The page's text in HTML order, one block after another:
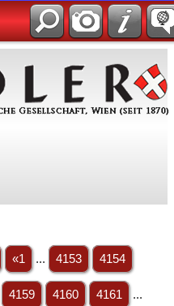
«1 ... 4153 4154
4159 4160 4161 ...